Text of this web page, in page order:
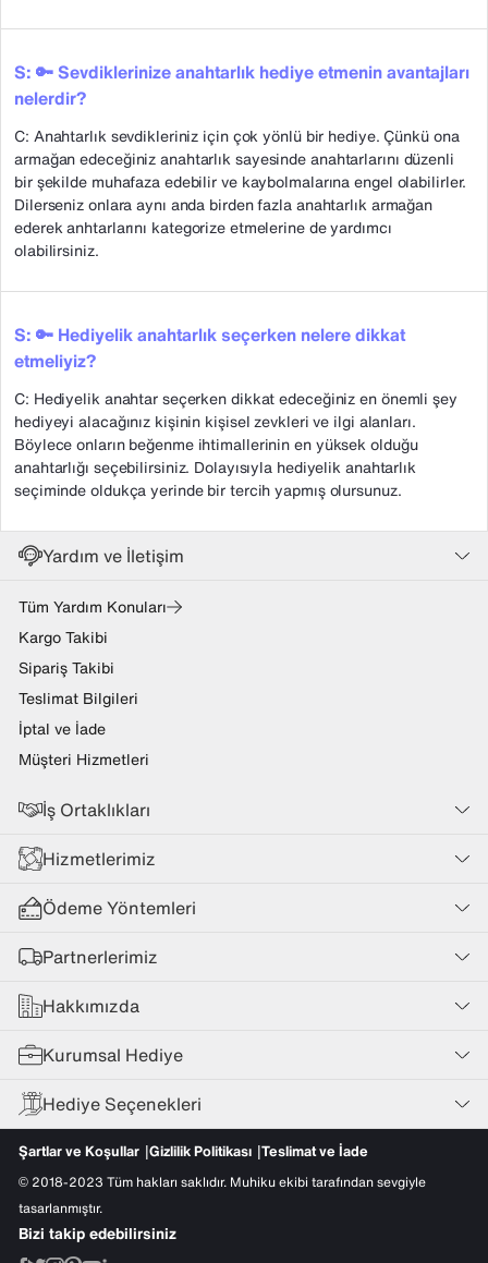
S: 🔑 Sevdiklerinize anahtarlık hediye etmenin avantajları
nelerdir?
C: Anahtarlık sevdikleriniz için çok yönlü bir hediye. Çünkü ona
armağan edeceğiniz anahtarlık sayesinde anahtarlarını düzenli
bir şekilde muhafaza edebilir ve kaybolmalarına engel olabilirler.
Dilerseniz onlara aynı anda birden fazla anahtarlık armağan
ederek anhtarlarını kategorize etmelerine de yardımcı
olabilirsiniz.
S: 🔑 Hediyelik anahtarlık seçerken nelere dikkat
etmeliyiz?
C: Hediyelik anahtar seçerken dikkat edeceğiniz en önemli şey
hediyeyi alacağınız kişinin kişisel zevkleri ve ilgi alanları.
Böylece onların beğenme ihtimallerinin en yüksek olduğu
anahtarlığı seçebilirsiniz. Dolayısıyla hediyelik anahtarlık
seçiminde oldukça yerinde bir tercih yapmış olursunuz.
Yardım ve İletişim
Tüm Yardım Konuları
Kargo Takibi
Sipariş Takibi
Teslimat Bilgileri
İptal ve İade
Müşteri Hizmetleri
İş Ortaklıkları
Hizmetlerimiz
Ödeme Yöntemleri
Partnerlerimiz
Hakkımızda
Kurumsal Hediye
Hediye Seçenekleri
Şartlar ve Koşullar Gizlilik Politikası Teslimat ve İade
© 2018-2023 Tüm hakları saklıdır. Muhiku ekibi tarafından sevgiyle
tasarlanmıştır.
Bizi takip edebilirsiniz